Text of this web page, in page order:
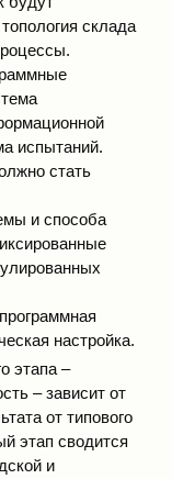
склада
испытаний.
стать
и способа
настройка.
этапа –
– зависит от
от типового
этап сводится
и